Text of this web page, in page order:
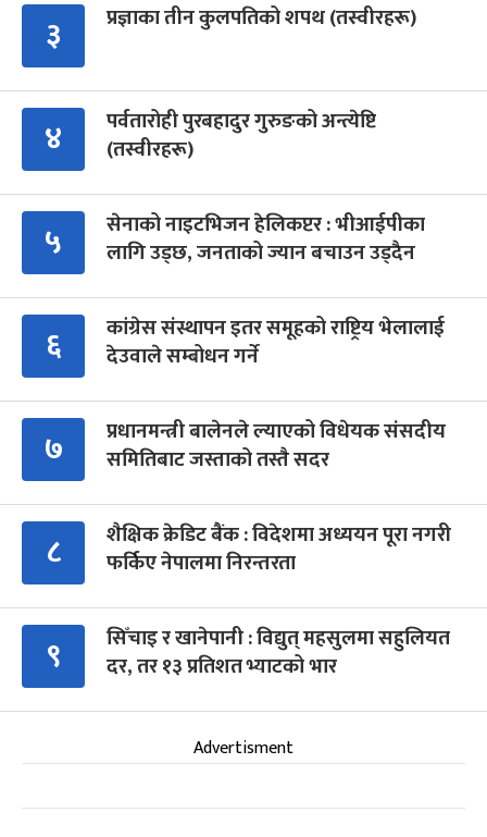
३ प्रज्ञाका तीन कुलपतिको शपथ (तस्वीरहरू)
४
पर्वतारोही पुरबहादुर गुरुङको अन्त्येष्टि
(तस्वीरहरू)
५
सेनाको नाइटभिजन हेलिकप्टर : भीआईपीका
लागि उड्छ, जनताको ज्यान बचाउन उड्दैन
६
कांग्रेस संस्थापन इतर समूहको राष्ट्रिय भेलालाई
देउवाले सम्बोधन गर्ने
७
प्रधानमन्त्री बालेनले ल्याएको विधेयक संसदीय
समितिबाट जस्ताको तस्तै सदर
८
शैक्षिक क्रेडिट बैंक : विदेशमा अध्ययन पूरा नगरी
फर्किए नेपालमा निरन्तरता
९
सिँचाइ र खानेपानी : विद्युत् महसुलमा सहुलियत
दर, तर १३ प्रतिशत भ्याटको भार
Advertisment